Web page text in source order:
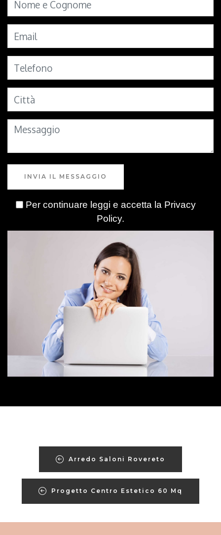
INVIA IL MESSAGGIO
Per continuare leggi e accetta la Privacy
Policy.
Arredo Saloni Rovereto
Progetto Centro Estetico 60 Mq